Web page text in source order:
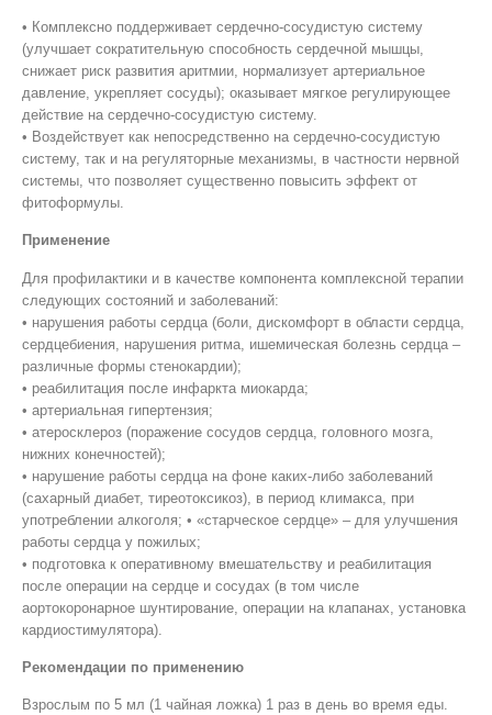
• Комплексно поддерживает сердечно-сосудистую систему
(улучшает сократительную способность сердечной мышцы,
снижает риск развития аритмии, нормализует артериальное
давление, укрепляет сосуды); оказывает мягкое регулирующее
действие на сердечно-сосудистую систему.
• Воздействует как непосредственно на сердечно-сосудистую
систему, так и на регуляторные механизмы, в частности нервной
системы, что позволяет существенно повысить эффект от
фитоформулы.
Применение
Для профилактики и в качестве компонента комплексной терапии
следующих состояний и заболеваний:
• нарушения работы сердца (боли, дискомфорт в области сердца,
сердцебиения, нарушения ритма, ишемическая болезнь сердца –
различные формы стенокардии);
• реабилитация после инфаркта миокарда;
• артериальная гипертензия;
• атеросклероз (поражение сосудов сердца, головного мозга,
нижних конечностей);
• нарушение работы сердца на фоне каких-либо заболеваний
(сахарный диабет, тиреотоксикоз), в период климакса, при
употреблении алкоголя; • «старческое сердце» – для улучшения
работы сердца у пожилых;
• подготовка к оперативному вмешательству и реабилитация
после операции на сердце и сосудах (в том числе
аортокоронарное шунтирование, операции на клапанах, установка
кардиостимулятора).
Рекомендации по применению
Взрослым по 5 мл (1 чайная ложка) 1 раз в день во время еды.